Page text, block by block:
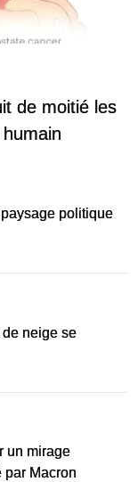
de moitié les
politique
de neige se
un mirage
Macron